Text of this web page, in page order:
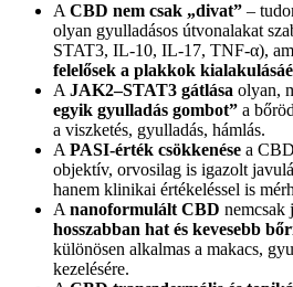
ACBD nem csak „divat” –
olyan gyulladásos útvonalakat
STAT3, IL-10, IL‑17, TNF‑α),
felelősek a plakkok
AJAK2–STAT3 gátlása olyan,
egyik gyulladás gombot” a
a viszketés, gyulladás, hámlás.
APASI-érték csökkenése a
objektív, orvosilag is igazolt
hanem klinikai értékeléssel is
Ananoformulált CBD nemcsak
hosszabban hat és kevesebb
különösen alkalmas a makacs,
kezelésére.